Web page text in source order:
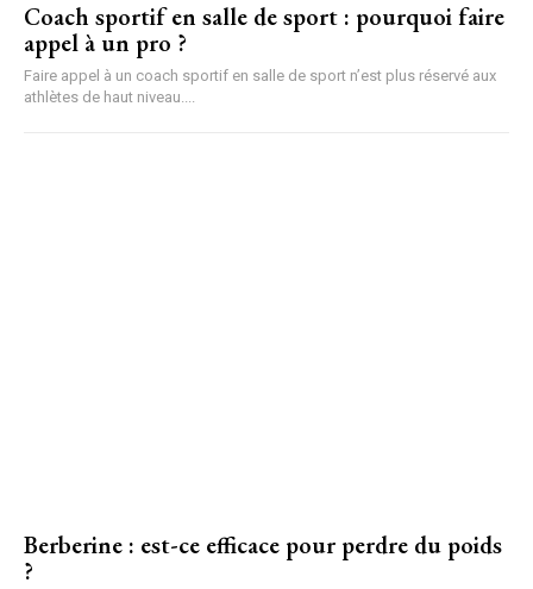
Coach sportif en salle de sport : pourquoi faire
appel à un pro ?
Faire appel à un coach sportif en salle de sport n’est plus réservé aux
athlètes de haut niveau....
Berberine : est-ce efficace pour perdre du poids
?